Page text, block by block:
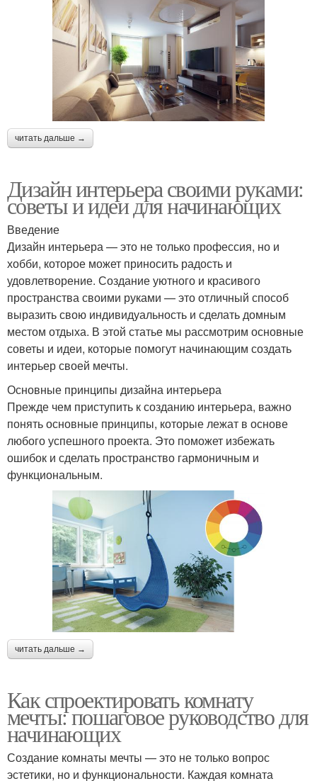
читать дальше →
Дизайн интерьера своими руками:
советы и идеи для начинающих
Введение
Дизайн интерьера — это не только профессия, но и
хобби, которое может приносить радость и
удовлетворение. Создание уютного и красивого
пространства своими руками — это отличный способ
выразить свою индивидуальность и сделать домным
местом отдыха. В этой статье мы рассмотрим основные
советы и идеи, которые помогут начинающим создать
интерьер своей мечты.
Основные принципы дизайна интерьера
Прежде чем приступить к созданию интерьера, важно
понять основные принципы, которые лежат в основе
любого успешного проекта. Это поможет избежать
ошибок и сделать пространство гармоничным и
функциональным.
читать дальше →
Как спроектировать комнату
мечты: пошаговое руководство для
начинающих
Создание комнаты мечты — это не только вопрос
эстетики, но и функциональности. Каждая комната